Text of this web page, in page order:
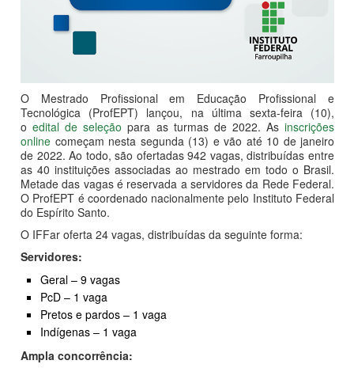
O Mestrado Profissional em Educação Profissional e
Tecnológica (ProfEPT) lançou, na última sexta-feira (10),
oedital de seleção para as turmas de 2022. Asinscrições
online começam nesta segunda (13) e vão até 10 de janeiro
de 2022. Ao todo, são ofertadas 942 vagas, distribuídas entre
as 40 instituições associadas ao mestrado em todo o Brasil.
Metade das vagas é reservada a servidores da Rede Federal.
O ProfEPT é coordenado nacionalmente pelo Instituto Federal
do Espírito Santo.
O IFFar oferta 24 vagas, distribuídas da seguinte forma:
Servidores:
Geral – 9 vagas
PcD – 1 vaga
Pretos e pardos – 1 vaga
Indígenas – 1 vaga
Ampla concorrência: